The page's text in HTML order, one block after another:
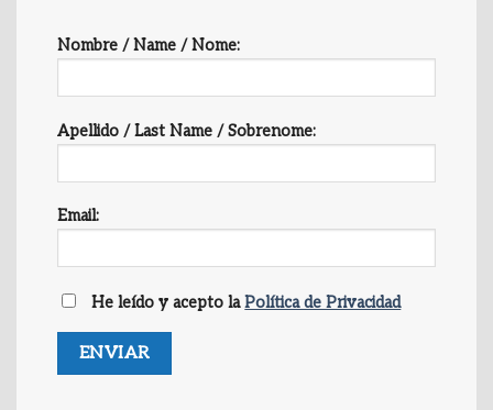
Nombre / Name / Nome:
Apellido / Last Name / Sobrenome:
Email:
He leído y acepto laPolítica de Privacidad